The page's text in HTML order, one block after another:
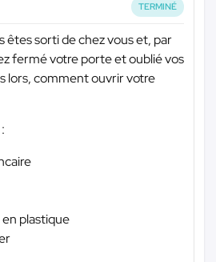
TERMINÉ
êtes sorti de chez vous et, par
fermé votre porte et oublié vos
lors, comment ouvrir votre
plastique